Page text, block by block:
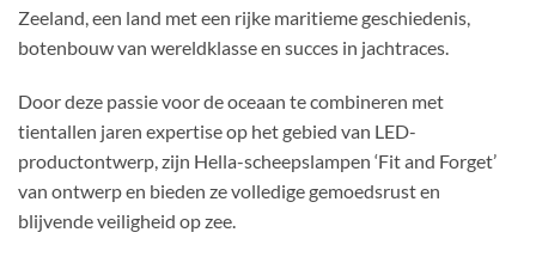
Zeeland, een land met een rijke maritieme geschiedenis,
botenbouw van wereldklasse en succes in jachtraces.
Door deze passie voor de oceaan te combineren met
tientallen jaren expertise op het gebied van LED-
productontwerp, zijn Hella-scheepslampen ‘Fit and Forget’
van ontwerp en bieden ze volledige gemoedsrust en
blijvende veiligheid op zee.